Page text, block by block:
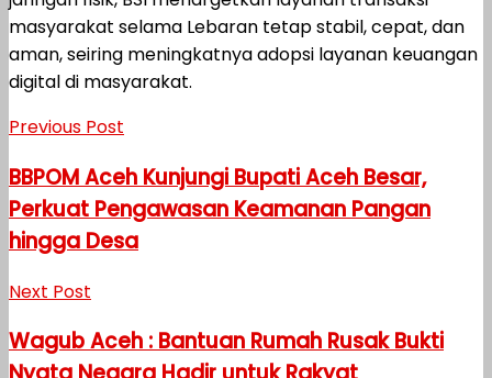
masyarakat selama Lebaran tetap stabil, cepat, dan
aman, seiring meningkatnya adopsi layanan keuangan
digital di masyarakat.
Previous Post
BBPOM Aceh Kunjungi Bupati Aceh Besar,
Perkuat Pengawasan Keamanan Pangan
hingga Desa
Next Post
Wagub Aceh : Bantuan Rumah Rusak Bukti